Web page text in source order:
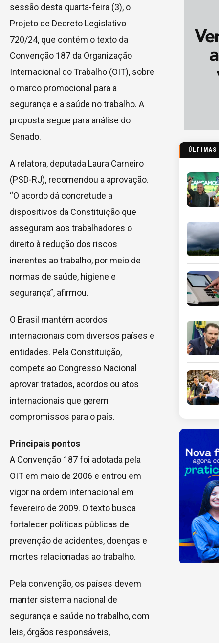
sessão desta quarta-feira (3), o
Projeto de Decreto Legislativo
720/24, que contém o texto da
Convenção 187 da Organização
Internacional do Trabalho (OIT), sobre
o marco promocional para a
segurança e a saúde no trabalho. A
proposta segue para análise do
Senado.
A relatora, deputada Laura Carneiro
(PSD-RJ), recomendou a aprovação.
“O acordo dá concretude a
dispositivos da Constituição que
asseguram aos trabalhadores o
direito à redução dos riscos
inerentes ao trabalho, por meio de
normas de saúde, higiene e
segurança”, afirmou.
O Brasil mantém acordos
internacionais com diversos países e
entidades. Pela Constituição,
compete ao Congresso Nacional
aprovar tratados, acordos ou atos
internacionais que gerem
compromissos para o país.
Principais pontos
A Convenção 187 foi adotada pela
OIT em maio de 2006 e entrou em
vigor na ordem internacional em
fevereiro de 2009. O texto busca
fortalecer políticas públicas de
prevenção de acidentes, doenças e
mortes relacionadas ao trabalho.
Pela convenção, os países devem
manter sistema nacional de
segurança e saúde no trabalho, com
leis, órgãos responsáveis,